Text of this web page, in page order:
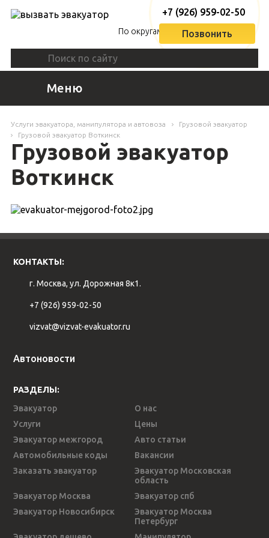
По округам
+7 (926) 959-02-50
Позвонить
Меню
Услуги эвакуатора, манипулятора и автовоза
Грузовой эвакуатор
Грузовой эвакуатор Воткинск
Грузовой эвакуатор
Воткинск
КОНТАКТЫ:
г. Москва, ул. Дорожная 8к1.
+7 (926) 959-02-50
vizvat@vizvat-evakuator.ru
Автоновости
РАЗДЕЛЫ:
Эвакуатор
О нас
Услуги
Цены
Эвакуатор межгород
Авто статьи
Автомобильные коды
Вакансии
Заказать эвакуатор
Эвакуатор Московская
область
Эвакуатор Москва
Эвакуатор спб
Эвакуатор Новосибирск
Эвакуатор Москва
Петербург